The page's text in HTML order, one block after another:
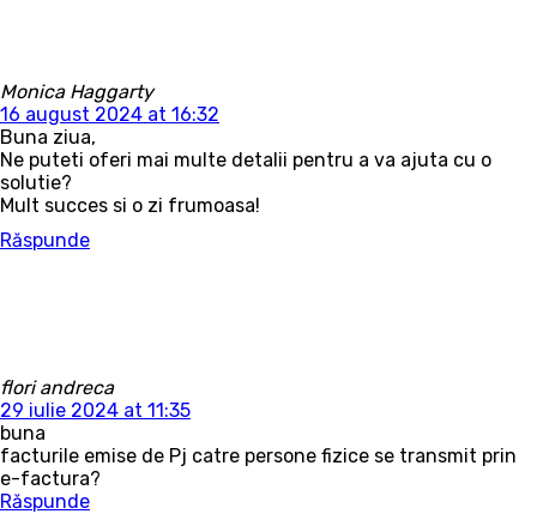
Monica Haggarty
16 august 2024 at 16:32
Buna ziua,
Ne puteti oferi mai multe detalii pentru a va ajuta cu o
solutie?
Mult succes si o zi frumoasa!
Răspunde
flori andreca
29 iulie 2024 at 11:35
buna
facturile emise de Pj catre persone fizice se transmit prin
e-factura?
Răspunde